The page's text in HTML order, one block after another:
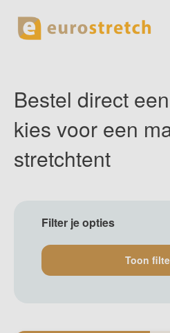
content
Bestel direct
kies voor een
stretchtent
Filter je opties
Toon